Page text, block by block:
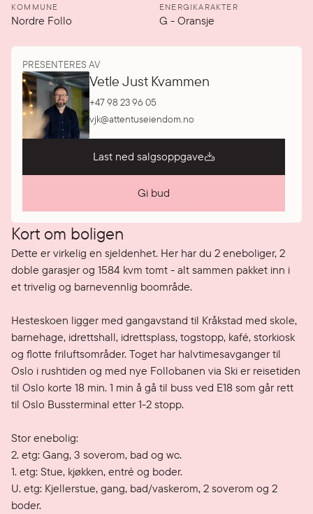
KOMMUNE
Nordre Follo
ENERGIKARAKTER
G -Oransje
PRESENTERES AV
Vetle Just Kvammen
+47 98 23 96 05
vjk@attentuseiendom.no
Last ned salgsoppgave
Gi bud
Kort om boligen
Dette er virkelig en sjeldenhet. Her har du 2 eneboliger, 2
doble garasjer og 1584 kvm tomt - alt sammen pakket inn i
et trivelig og barnevennlig boområde.
Hesteskoen ligger med gangavstand til Kråkstad med skole,
barnehage, idrettshall, idrettsplass, togstopp, kafé, storkiosk
og flotte friluftsområder. Toget har halvtimesavganger til
Oslo i rushtiden og med nye Follobanen via Ski er reisetiden
til Oslo korte 18 min. 1 min å gå til buss ved E18 som går rett
til Oslo Bussterminal etter 1-2 stopp.
Stor enebolig:
2. etg: Gang, 3 soverom, bad og wc.
1. etg: Stue, kjøkken, entré og boder.
U. etg: Kjellerstue, gang, bad/vaskerom, 2 soverom og 2
boder.